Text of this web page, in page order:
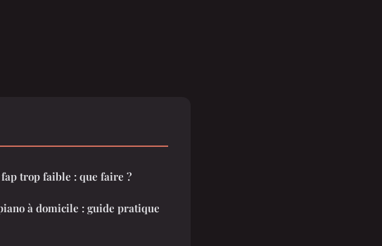
trop faible : que faire ?
à domicile : guide pratique